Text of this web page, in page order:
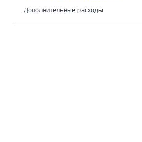
Дополнительные расходы